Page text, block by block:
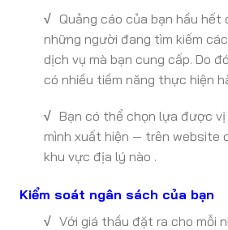
√ Quảng cáo của bạn hầu
những người đang tìm kiếm
dịch vụ mà bạn cung cấp. Do
có nhiều tiềm năng thực hiện
√ Bạn có thể chọn lựa được
mình xuất hiện — trên website
khu vực địa lý nào .
Kiểm soát ngân sách của bạn
√ Với giá thầu đặt ra cho mỗi